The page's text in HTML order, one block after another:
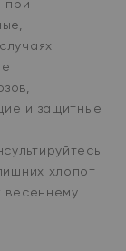
при
и защитные
хлопот
весеннему